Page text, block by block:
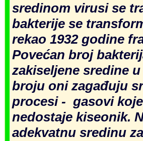
sredinom virusi se
bakterije se
rekao 1932 godine
Povećan broj
zakiseljene sredine
broju oni zagađuju
procesi - gasovi
nedostaje kiseonik.
adekvatnu sredinu